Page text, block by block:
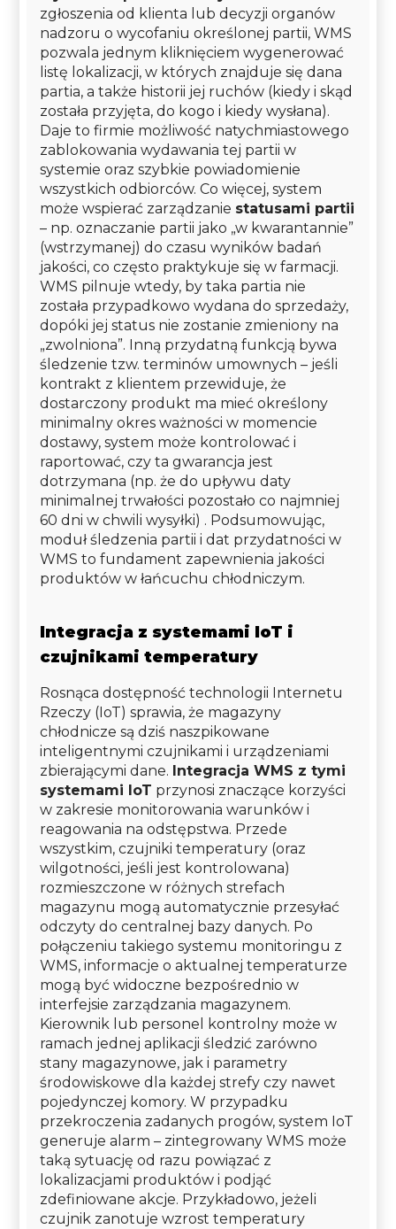
zgłoszenia od klienta lub decyzji organów
nadzoru o wycofaniu określonej partii, WMS
pozwala jednym kliknięciem wygenerować
listę lokalizacji, w których znajduje się dana
partia, a także historii jej ruchów (kiedy i skąd
została przyjęta, do kogo i kiedy wysłana).
Daje to firmie możliwość natychmiastowego
zablokowania wydawania tej partii w
systemie oraz szybkie powiadomienie
wszystkich odbiorców. Co więcej, system
może wspierać zarządzanie statusami partii
– np. oznaczanie partii jako „w kwarantannie”
(wstrzymanej) do czasu wyników badań
jakości, co często praktykuje się w farmacji.
WMS pilnuje wtedy, by taka partia nie
została przypadkowo wydana do sprzedaży,
dopóki jej status nie zostanie zmieniony na
„zwolniona”. Inną przydatną funkcją bywa
śledzenie tzw. terminów umownych – jeśli
kontrakt z klientem przewiduje, że
dostarczony produkt ma mieć określony
minimalny okres ważności w momencie
dostawy, system może kontrolować i
raportować, czy ta gwarancja jest
dotrzymana (np. że do upływu daty
minimalnej trwałości pozostało co najmniej
60 dni w chwili wysyłki) . Podsumowując,
moduł śledzenia partii i dat przydatności w
WMS to fundament zapewnienia jakości
produktów w łańcuchu chłodniczym.
Integracja z systemami IoT i
czujnikami temperatury
Rosnąca dostępność technologii Internetu
Rzeczy (IoT) sprawia, że magazyny
chłodnicze są dziś naszpikowane
inteligentnymi czujnikami i urządzeniami
zbierającymi dane. Integracja WMS z tymi
systemami IoT przynosi znaczące korzyści
w zakresie monitorowania warunków i
reagowania na odstępstwa. Przede
wszystkim, czujniki temperatury (oraz
wilgotności, jeśli jest kontrolowana)
rozmieszczone w różnych strefach
magazynu mogą automatycznie przesyłać
odczyty do centralnej bazy danych. Po
połączeniu takiego systemu monitoringu z
WMS, informacje o aktualnej temperaturze
mogą być widoczne bezpośrednio w
interfejsie zarządzania magazynem.
Kierownik lub personel kontrolny może w
ramach jednej aplikacji śledzić zarówno
stany magazynowe, jak i parametry
środowiskowe dla każdej strefy czy nawet
pojedynczej komory. W przypadku
przekroczenia zadanych progów, system IoT
generuje alarm – zintegrowany WMS może
taką sytuację od razu powiązać z
lokalizacjami produktów i podjąć
zdefiniowane akcje. Przykładowo, jeżeli
czujnik zanotuje wzrost temperatury